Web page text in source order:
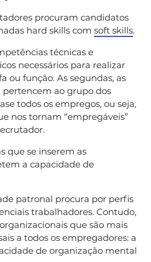
procuram candidatos
hard skills com soft skills.
técnicas e
necessários para realizar
ou função. As segundas, as
pertencem ao grupo dos
todos os empregos, ou seja,
nos tornam “empregáveis”
que se inserem as
a capacidade de
patronal procura por perfis
trabalhadores. Contudo,
que são mais
a todos os empregadores: a
de organização mental